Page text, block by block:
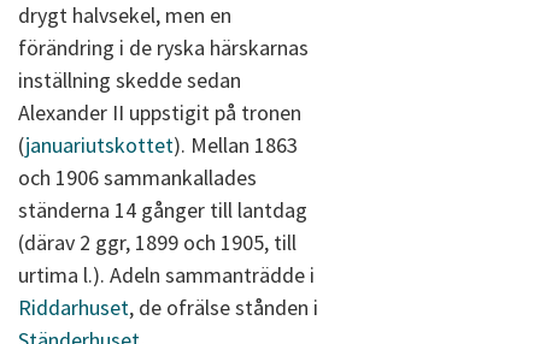
drygt halvsekel, men en
förändring i de ryska härskarnas
inställning skedde sedan
Alexander II uppstigit på tronen
(januariutskottet). Mellan 1863
och 1906 sammankallades
ständerna 14 gånger till lantdag
(därav 2 ggr, 1899 och 1905, till
urtima l.). Adeln sammanträdde i
Riddarhuset, de ofrälse stånden i